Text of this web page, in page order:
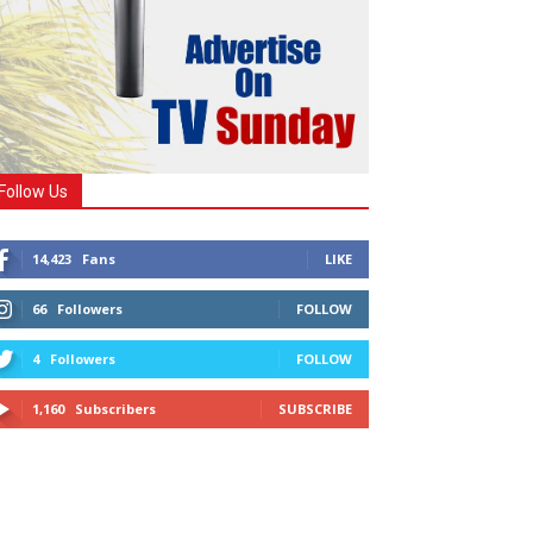
Us
14,423 Fans LIKE
66 Followers FOLLOW
4 Followers FOLLOW
1,160 Subscribers SUBSCRIBE